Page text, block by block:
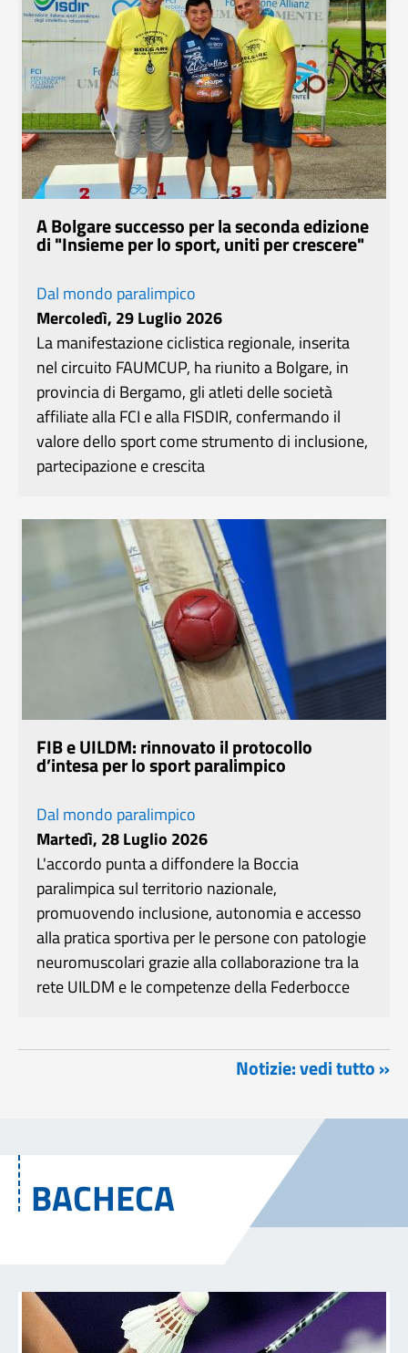
A Bolgare successo per la seconda edizione
di "Insieme per lo sport, uniti per crescere"
Dal mondo paralimpico
Mercoledì, 29 Luglio 2026
La manifestazione ciclistica regionale, inserita
nel circuito FAUMCUP, ha riunito a Bolgare, in
provincia di Bergamo, gli atleti delle società
affiliate alla FCI e alla FISDIR, confermando il
valore dello sport come strumento di inclusione,
partecipazione e crescita
FIB e UILDM: rinnovato il protocollo
d’intesa per lo sport paralimpico
Dal mondo paralimpico
Martedì, 28 Luglio 2026
L'accordo punta a diffondere la Boccia
paralimpica sul territorio nazionale,
promuovendo inclusione, autonomia e accesso
alla pratica sportiva per le persone con patologie
neuromuscolari grazie alla collaborazione tra la
rete UILDM e le competenze della Federbocce
Notizie: vedi tutto »
BACHECA